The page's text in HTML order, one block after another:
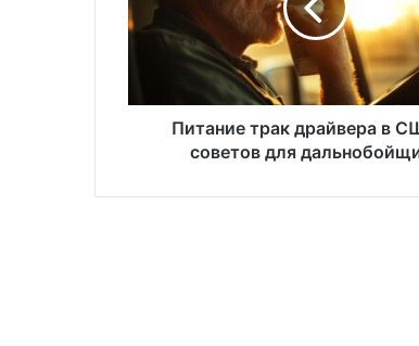
США:
6
советов
дальнобойщика
Питание трак драйвера в
советов для